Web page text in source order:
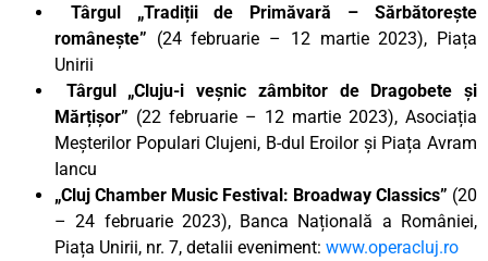
Târgul „Tradiții de Primăvară – Sărbătorește
românește” (24 februarie – 12 martie 2023), Piața
Unirii
Târgul „Cluju-i veșnic zâmbitor de Dragobete și
Mărțișor” (22 februarie – 12 martie 2023), Asociația
Meșterilor Populari Clujeni, B-dul Eroilor și Piața Avram
Iancu
„Cluj Chamber Music Festival: Broadway Classics” (20
– 24 februarie 2023), Banca Națională a României,
Piața Unirii, nr. 7, detalii eveniment: www.operacluj.ro